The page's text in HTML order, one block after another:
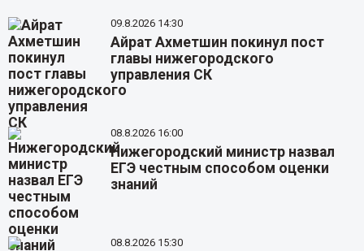
09.8.2026 14:30
Айрат Ахметшин покинул пост
главы нижегородского
управления СК
08.8.2026 16:00
Нижегородский министр назвал
ЕГЭ честным способом оценки
знаний
08.8.2026 15:30